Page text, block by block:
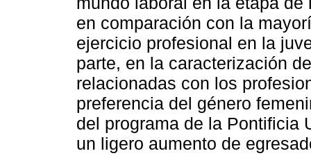
en comparación con la
ejercicio profesional en la
parte, en la caracterización
relacionadas con los
preferencia del género
del programa de la Pontificia
un ligero aumento de